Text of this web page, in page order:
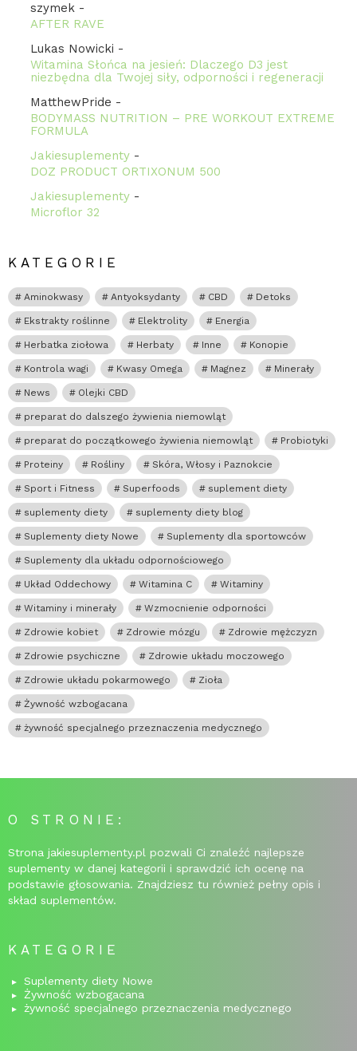
szymek -
AFTER RAVE
Lukas Nowicki -
Witamina Słońca na jesień: Dlaczego D3 jest
niezbędna dla Twojej siły, odporności i regeneracji
MatthewPride -
BODYMASS NUTRITION – PRE WORKOUT EXTREME
FORMULA
Jakiesuplementy -
DOZ PRODUCT ORTIXONUM 500
Jakiesuplementy -
Microflor 32
KATEGORIE
Aminokwasy Antyoksydanty CBD Detoks
Ekstrakty roślinne Elektrolity Energia
Herbatka ziołowa Herbaty Inne Konopie
Kontrola wagi Kwasy Omega Magnez Minerały
News Olejki CBD
preparat do dalszego żywienia niemowląt
preparat do początkowego żywienia niemowląt Probiotyki
Proteiny Rośliny Skóra, Włosy i Paznokcie
Sport i Fitness Superfoods suplement diety
suplementy diety suplementy diety blog
Suplementy diety Nowe Suplementy dla sportowców
Suplementy dla układu odpornościowego
Układ Oddechowy Witamina C Witaminy
Witaminy i minerały Wzmocnienie odporności
Zdrowie kobiet Zdrowie mózgu Zdrowie mężczyzn
Zdrowie psychiczne Zdrowie układu moczowego
Zdrowie układu pokarmowego Zioła
Żywność wzbogacana
żywność specjalnego przeznaczenia medycznego
O STRONIE:
Strona jakiesuplementy.pl pozwali Ci znaleźć najlepsze
suplementy w danej kategorii i sprawdzić ich ocenę na
podstawie głosowania. Znajdziesz tu również pełny opis i
skład suplementów.
KATEGORIE
Suplementy diety Nowe
Żywność wzbogacana
żywność specjalnego przeznaczenia medycznego